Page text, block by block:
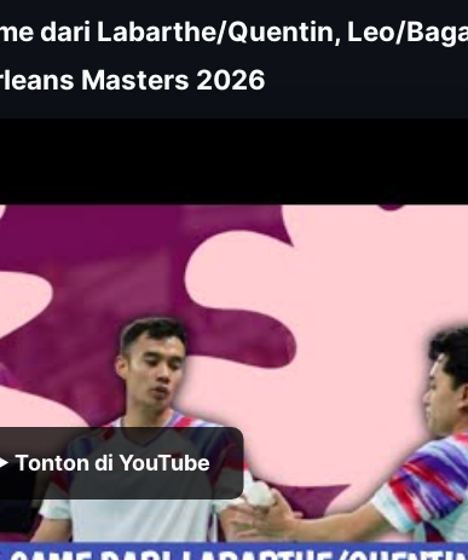
dari Labarthe/Quentin, Leo/
Masters 2026
Tonton di YouTube